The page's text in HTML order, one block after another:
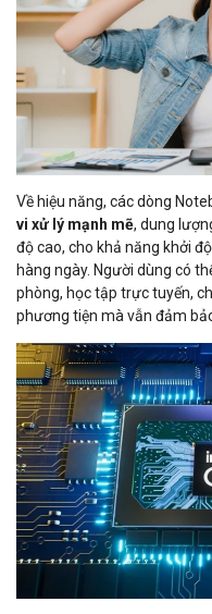
Về hiệu năng, các dòng
vi xử lý mạnh mẽ, dung
độ cao, cho khả năng khởi
hàng ngày. Người dùng có
phòng, học tập trực tuyến,
phương tiện mà vẫn đảm